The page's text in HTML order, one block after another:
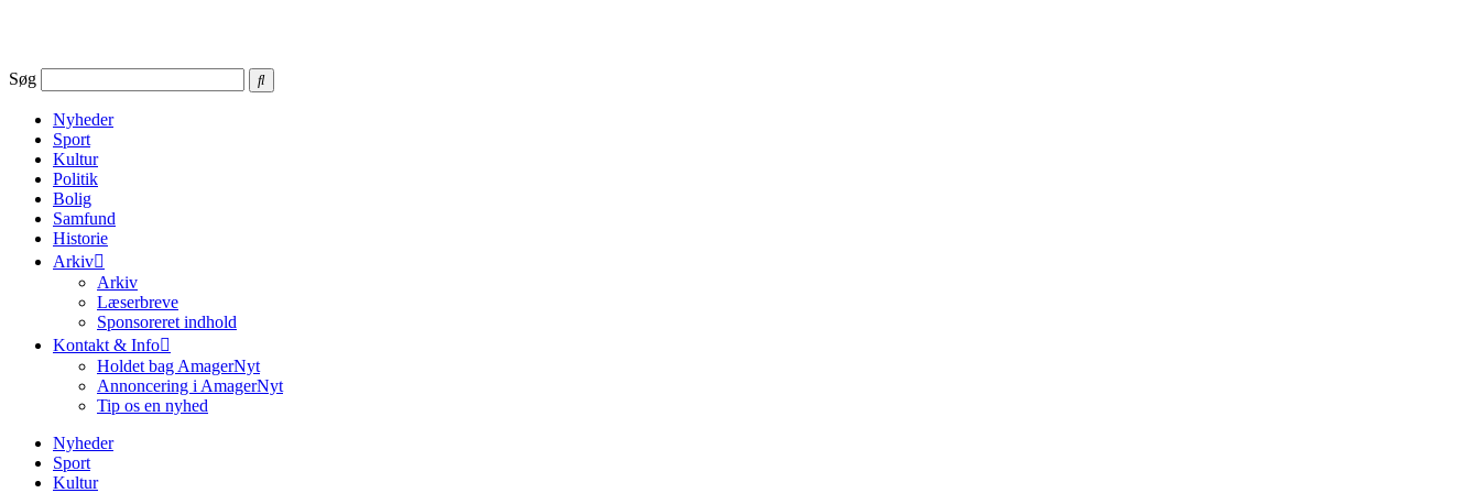
Søg
Nyheder
Sport
Kultur
Politik
Bolig
Samfund
Historie
Arkiv
Arkiv
Læserbreve
Sponsoreret indhold
Kontakt & Info
Holdet bag AmagerNyt
Annoncering i AmagerNyt
Tip os en nyhed
Nyheder
Sport
Kultur